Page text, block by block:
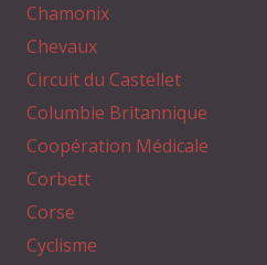
Chamonix
Chevaux
Circuit du Castellet
Columbie Britannique
Coopération Médicale
Corbett
Corse
Cyclisme